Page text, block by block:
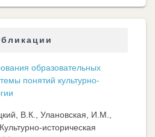
образовательных
понятий культурно-
В.К., Улановская, И.М.,
историческая